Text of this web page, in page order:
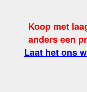
Koop met
anders een
Laat het ons